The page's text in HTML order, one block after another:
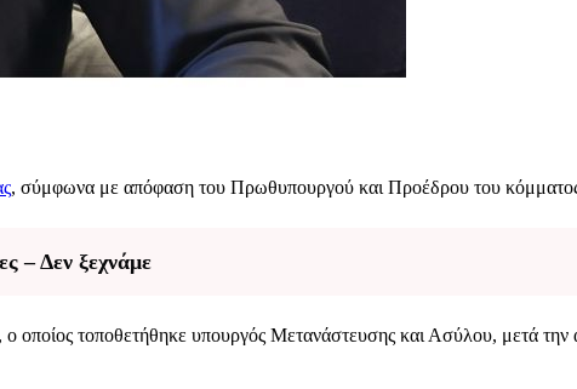
, σύμφωνα με απόφαση του Πρωθυπουργού και Προέδρου του
– Δεν ξεχνάμε
οποίος τοποθετήθηκε υπουργός Μετανάστευσης και Ασύλου, μετά